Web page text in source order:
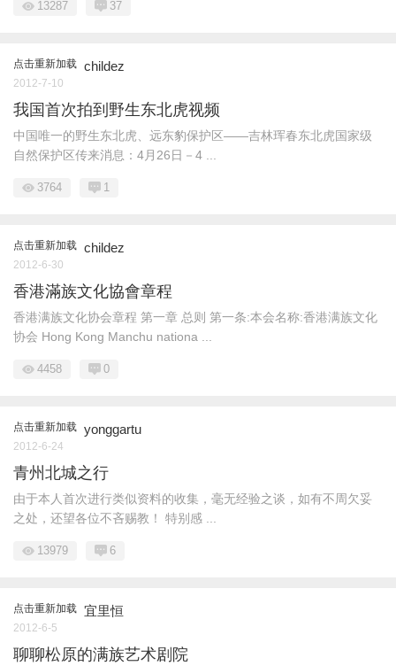
13287 37
点击重新加载 childez
2012-7-10
我国首次拍到野生东北虎视频
中国唯一的野生东北虎、远东豹保护区——吉林珲春东北虎国家级
自然保护区传来消息：4月26日－4 ...
3764 1
点击重新加载 childez
2012-6-30
香港滿族文化協會章程
香港满族文化协会章程 第一章 总则 第一条:本会名称:香港满族文化
协会 Hong Kong Manchu nationa ...
4458 0
点击重新加载 yonggartu
2012-6-24
青州北城之行
由于本人首次进行类似资料的收集，毫无经验之谈，如有不周欠妥
之处，还望各位不吝赐教！ 特别感 ...
13979 6
点击重新加载 宜里恒
2012-6-5
聊聊松原的满族艺术剧院